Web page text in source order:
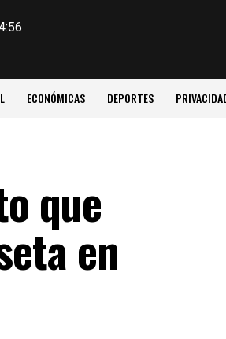
ECONÓMICAS DEPORTES
que
en